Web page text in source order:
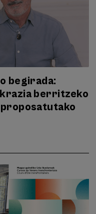
begirada:
berritzeko